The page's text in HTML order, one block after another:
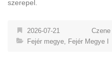
szerepel.
2026-07-21
Czene
Fejér megye, Fejér Megye I